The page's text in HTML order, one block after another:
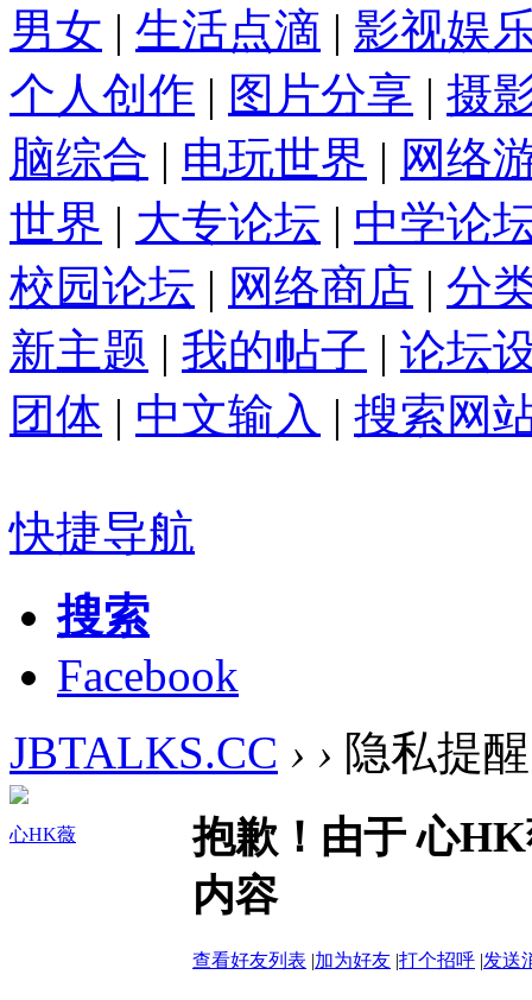
男女 | 生活点滴 | 影视娱
个人创作 | 图片分享 | 摄
脑综合 | 电玩世界 | 网络
世界 | 大专论坛 | 中学论
校园论坛 | 网络商店 | 分
新主题 | 我的帖子 | 论坛
团体 | 中文输入 | 搜索网
快捷导航
搜索
Facebook
JBTALKS.CC › › 隐私提醒
心HK薇
抱歉！由于 心
内容
查看好友列表 |加为好友 |打个招呼 |发送